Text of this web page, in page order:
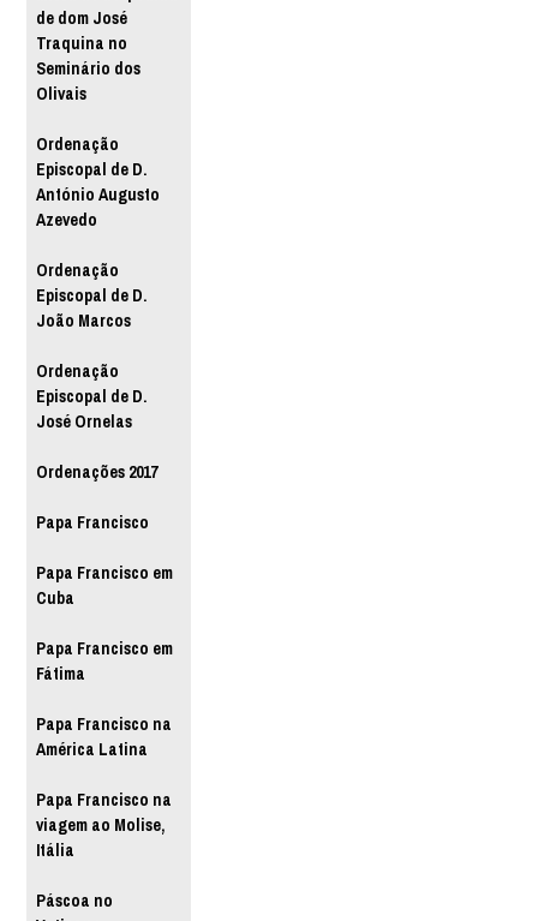
de dom José
Traquina no
Seminário dos
Olivais
Ordenação
Episcopal de D.
António Augusto
Azevedo
Ordenação
Episcopal de D.
João Marcos
Ordenação
Episcopal de D.
José Ornelas
Ordenações 2017
Papa Francisco
Papa Francisco em
Cuba
Papa Francisco em
Fátima
Papa Francisco na
América Latina
Papa Francisco na
viagem ao Molise,
Itália
Páscoa no